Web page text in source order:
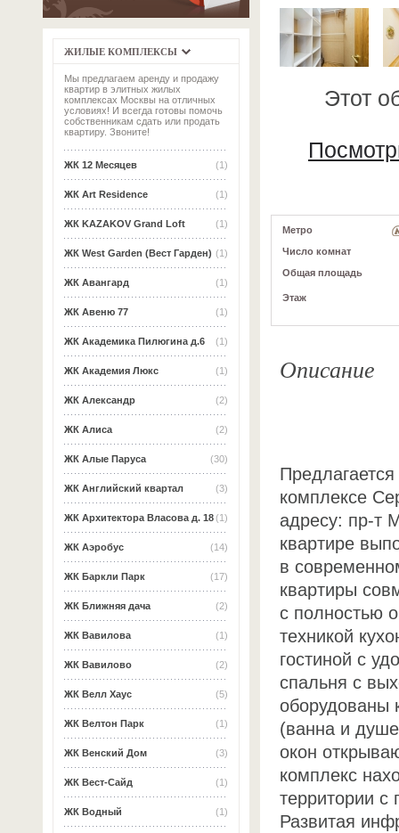
ЖИЛЫЕ КОМПЛЕКСЫ
Мы предлагаем аренду и продажу
квартир в элитных жилых
комплексах Москвы на отличных
условиях! И всегда готовы помочь
собственникам сдать или продать
квартиру. Звоните!
(1)
ЖК 12 Месяцев
(1)
ЖК Art Residence
(1)
ЖК KAZAKOV Grand Loft
(1)
ЖК West Garden (Вест Гарден)
(1)
ЖК Авангард
(1)
ЖК Авеню 77
(1)
ЖК Академика Пилюгина д.6
(1)
ЖК Академия Люкс
(2)
ЖК Александр
(2)
ЖК Алиса
(30)
ЖК Алые Паруса
(3)
ЖК Английский квартал
(1)
ЖК Архитектора Власова д. 18
(14)
ЖК Аэробус
(17)
ЖК Баркли Парк
(2)
ЖК Ближняя дача
(1)
ЖК Вавилова
(2)
ЖК Вавилово
(5)
ЖК Велл Хаус
(1)
ЖК Велтон Парк
(3)
ЖК Венский Дом
(1)
ЖК Вест-Сайд
(1)
ЖК Водный
Этот
Метро
Число комнат
Общая площадь
Этаж
Описание
комплексе
адресу: пр-т
квартире
в
квартиры
с полностью
техникой
гостиной с
спальня с
оборудованы
(ванна и
окон
комплекс
территории
Развитая